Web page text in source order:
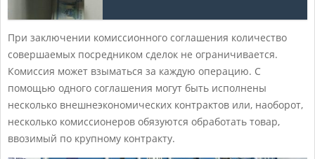
При заключении комиссионного соглашения количество
совершаемых посредником сделок не ограничивается.
Комиссия может взыматься за каждую операцию. С
помощью одного соглашения могут быть исполнены
несколько внешнеэкономических контрактов или, наоборот,
несколько комиссионеров обязуются обработать товар,
ввозимый по крупному контракту.